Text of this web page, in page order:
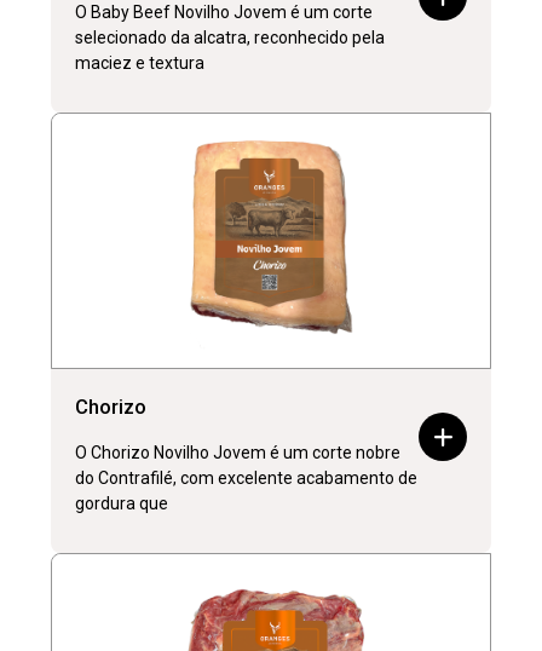
O Baby Beef Novilho Jovem é um corte
selecionado da alcatra, reconhecido pela
maciez e textura
Chorizo
O Chorizo Novilho Jovem é um corte nobre
do Contrafilé, com excelente acabamento de
gordura que